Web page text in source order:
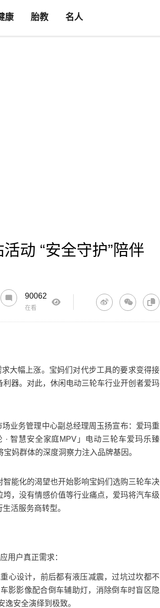
康 胎教 名人
动 “安全守护”陪伴
90062
在看
大幅上涨。宝妈们对代步工具的要求变得接
器。对此，休闲电动三轮车行业开创者爱玛
业务管理中心副总经理周玉扬宣布：爱玛重
智慧安全家庭MPV」电动三轮车爱玛乐臻
妈群体的深度洞察力注入品牌基因。
能化的渴望也开始影响宝妈们选购三轮车决
，没有情感价值等行业痛点，爱玛将汽车级
活服务商转型。
户真正需求：
心设计，前后都有液压减震，过坑过坎都不
影影像配合倒车辅助灯，消除倒车时盲区隐
安全演绎到极致。